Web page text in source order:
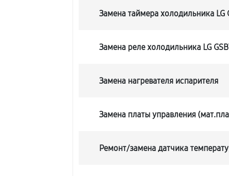
Замена таймера холодильника LG
Замена реле холодильника LG
Замена нагревателя испарителя
Замена платы управления
Ремонт/замена датчика